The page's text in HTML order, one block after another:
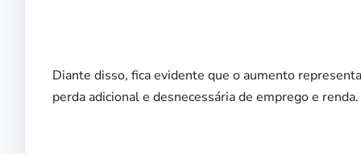
Diante disso, fica evidente que o aumento
perda adicional e desnecessária de emprego e renda.